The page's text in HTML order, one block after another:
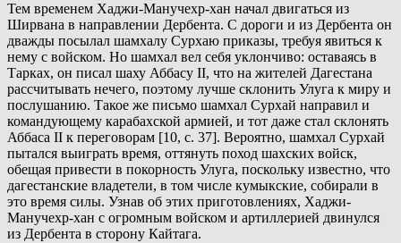
Тем временем Хаджи-Манучехр-хан начал двигаться из
Ширвана в направлении Дербента. С дороги и из Дербента он
дважды посылал шамхалу Сурхаю приказы, требуя явиться к
нему с войском. Но шамхал вел себя уклончиво: оставаясь в
Тарках, он писал шаху Аббасу II, что на жителей Дагестана
рассчитывать нечего, поэтому лучше склонить Улуга к миру и
послушанию. Такое же письмо шамхал Сурхай направил и
командующему карабахской армией, и тот даже стал склонять
Аббаса II к переговорам [10, с. 37]. Вероятно, шамхал Сурхай
пытался выиграть время, оттянуть поход шахских войск,
обещая привести в покорность Улуга, поскольку известно, что
дагестанские владетели, в том числе кумыкские, собирали в
это время силы. Узнав об этих приготовлениях, Хаджи-
Манучехр-хан с огромным войском и артиллерией двинулся
из Дербента в сторону Кайтага.